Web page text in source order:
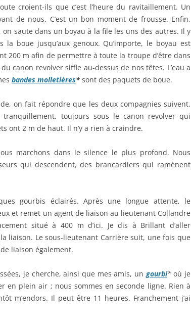
croient-ils que c’est l’heure du ravitaillement. Un
de nous. C’est un bon moment de frousse. Enfin,
saute dans un boyau à la file les uns des autres. Il y
la boue jusqu’aux genoux. Qu’importe, le boyau est
200 m afin de permettre à toute la troupe d’être dans
canon revolver siffle au-dessus de nos têtes. L’eau a
bandes molletières* sont des paquets de boue.
on fait répondre que les deux compagnies suivent.
toujours sous le canon revolver qui
ont 2 m de haut. Il n’y a rien à craindre.
marchons dans le silence le plus profond. Nous
qui descendent, des brancardiers qui ramènent
gourbis éclairés. Après une longue attente, le
et remet un agent de liaison au lieutenant Collandre
situé à 400 m d’ici. Je dis à Brillant d’aller
liaison. Le sous-lieutenant Carrière suit, une fois que
liaison également.
je cherche, ainsi que mes amis, ungourbi*où je
en plein air ; nous sommes en seconde ligne. Rien à
m’endors. Il peut être 11 heures. Franchement j’ai